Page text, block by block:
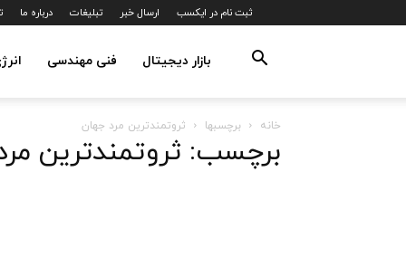
ثبت نام در ایکسب ارسال خبر تبلیغات درباره ما
فنی مهندسی بازار دیجیتال
خانه برچسبها ثروتمندترین مرد جهان
برچسب: ثروتمندترین